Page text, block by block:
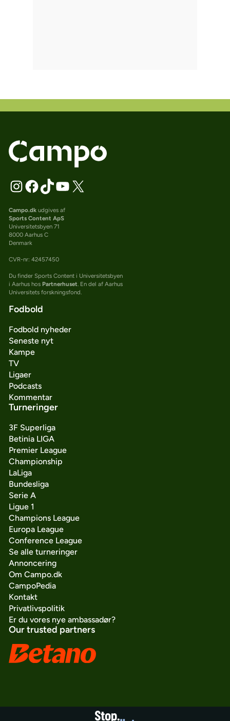
Campo.dkudgives af
Sports Content ApS
Universitetsbyen 71
8000 Aarhus C
Denmark
CVR-nr: 42457450
Du finder Sports Content i Universitetsbyen
i Aarhus hos Partnerhuset. En del af Aarhus
Universitets forskningsfond.
Fodbold
Fodbold nyheder
Seneste nyt
Kampe
TV
Ligaer
Podcasts
Kommentar
Turneringer
3F Superliga
Betinia LIGA
Premier League
Championship
LaLiga
Bundesliga
Serie A
Ligue 1
Champions League
Europa League
Conference League
Se alle turneringer
Annoncering
Om Campo.dk
CampoPedia
Kontakt
Privatlivspolitik
Er du vores nye ambassadør?
Our trusted partners